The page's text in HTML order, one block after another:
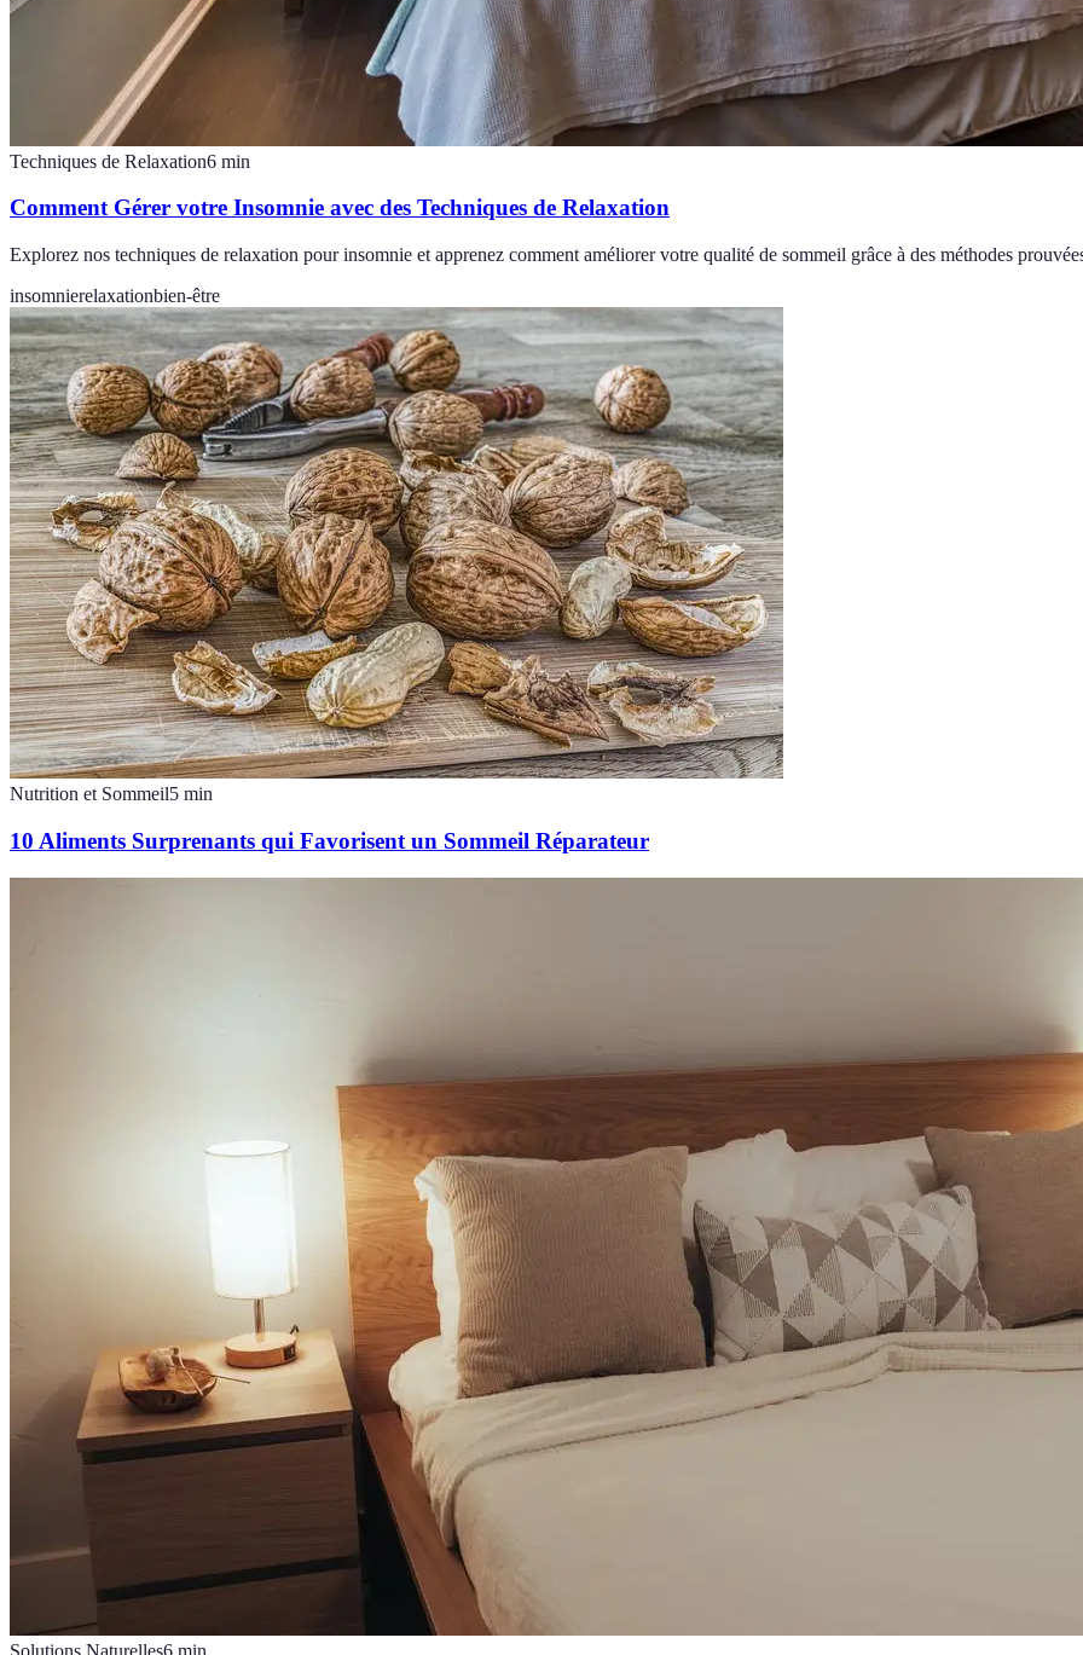
Techniques de Relaxation6 min
Comment Gérer votre Insomnie avec des Techniques de Relaxation
Explorez nos techniques de relaxation pour insomnie et apprenez comment améliorer votre qualité de sommeil grâce à des méthodes
insomnierelaxationbien-être
Nutrition et Sommeil5 min
10 Aliments Surprenants qui Favorisent un Sommeil Réparateur
Solutions Naturelles6 min